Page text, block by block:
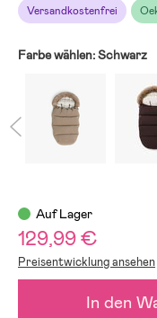
Versandkostenfrei
Farbe wählen:Schwarz
Auf Lager
129,99 €
Preisentwicklung ansehen
In den